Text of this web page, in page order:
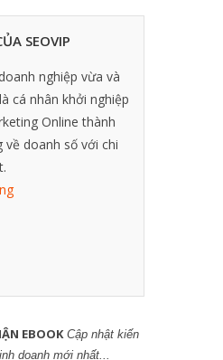
SEOVIP
nghiệp vừa và
cá nhân khởi nghiệp
Online thành
về doanh số với chi
EBOOK Cập nhật kiến
doanh mới nhất...